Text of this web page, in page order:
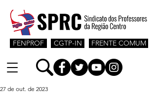
CGTP-IN
FENPROF FRENTE COMUM
27 de out. de 2023